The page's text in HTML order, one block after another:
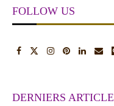
FOLLOW US
DERNIERS